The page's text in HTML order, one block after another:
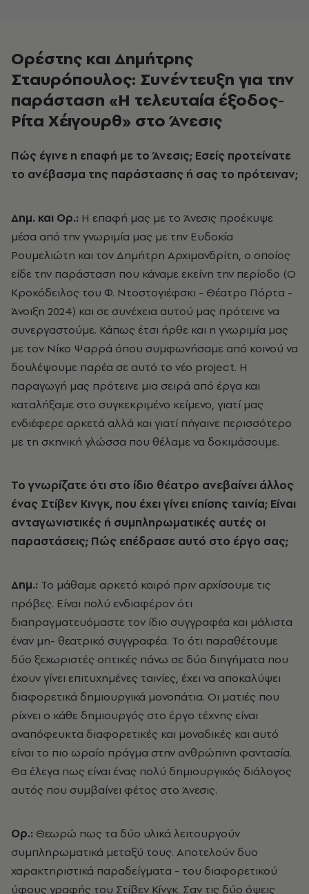
Ορέστης και Δημήτρης
Σταυρόπουλος: Συνέντευξη για την
παράσταση «Η τελευταία έξοδος-
Ρίτα Χέιγουρθ» στο Άνεσις
Πώς έγινε η επαφή με το Άνεσις; Εσείς προτείνατε
το ανέβασμα της παράστασης ή σας το πρότειναν;
Δημ. και Ορ.: Η επαφή μας με το Άνεσις προέκυψε
μέσα από την γνωριμία μας με την Ευδοκία
Ρουμελιώτη και τον Δημήτρη Αρχιμανδρίτη, ο οποίος
είδε την παράσταση που κάναμε εκείνη την περίοδο (Ο
Κροκόδειλος του Φ. Ντοστογιέφσκι - Θέατρο Πόρτα -
Άνοιξη 2024) και σε συνέχεια αυτού μας πρότεινε να
συνεργαστούμε. Κάπως έτσι ήρθε και η γνωριμία μας
με τον Νίκο Ψαρρά όπου συμφωνήσαμε από κοινού να
δουλέψουμε παρέα σε αυτό το νέο project. Η
παραγωγή μας πρότεινε μια σειρά από έργα και
καταλήξαμε στο συγκεκριμένο κείμενο, γιατί μας
ενδιέφερε αρκετά αλλά και γιατί πήγαινε περισσότερο
με τη σκηνική γλώσσα που θέλαμε να δοκιμάσουμε.
Το γνωρίζατε ότι στο ίδιο θέατρο ανεβαίνει άλλος
ένας Στίβεν Κινγκ, που έχει γίνει επίσης ταινία; Είναι
ανταγωνιστικές ή συμπληρωματικές αυτές οι
παραστάσεις; Πώς επέδρασε αυτό στο έργο σας;
Δημ.: Το μάθαμε αρκετό καιρό πριν αρχίσουμε τις
πρόβες. Είναι πολύ ενδιαφέρον ότι
διαπραγματευόμαστε τον ίδιο συγγραφέα και μάλιστα
έναν μη- θεατρικό συγγραφέα. Το ότι παραθέτουμε
δύο ξεχωριστές οπτικές πάνω σε δύο διηγήματα που
έχουν γίνει επιτυχημένες ταινίες, έχει να αποκαλύψει
διαφορετικά δημιουργικά μονοπάτια. Οι ματιές που
ρίχνει ο κάθε δημιουργός στο έργο τέχνης είναι
αναπόφευκτα διαφορετικές και μοναδικές και αυτό
είναι το πιο ωραίο πράγμα στην ανθρώπινη φαντασία.
Θα έλεγα πως είναι ένας πολύ δημιουργικός διάλογος
αυτός που συμβαίνει φέτος στο Άνεσις.
Ορ.: Θεωρώ πως τα δύο υλικά λειτουργούν
συμπληρωματικά μεταξύ τους. Αποτελούν δυο
χαρακτηριστικά παραδείγματα - του διαφορετικού
ύφους γραφής του Στίβεν Κίνγκ. Σαν τις δύο όψεις